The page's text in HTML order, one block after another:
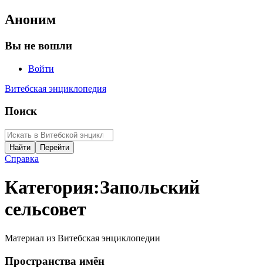
Аноним
Вы не вошли
Войти
Витебская энциклопедия
Поиск
Справка
Категория:Запольский
сельсовет
Материал из Витебская энциклопедии
Пространства имён